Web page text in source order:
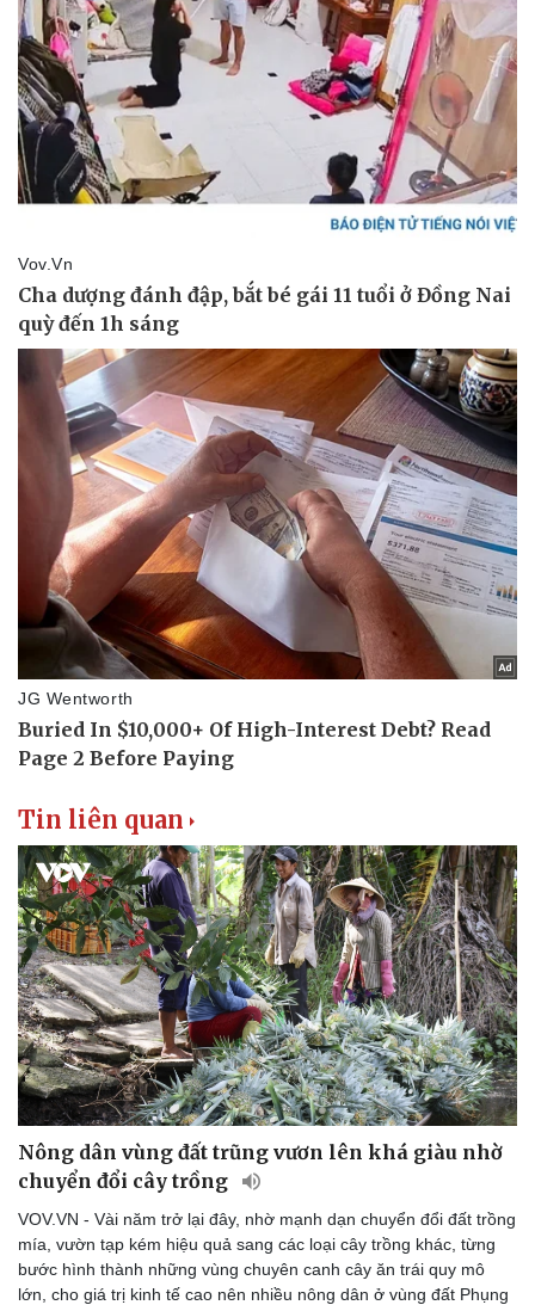
Thể thao
Bóng đá
Lịch thi đấu bóng đá
Thế giới thể thao
eSports
Hậu trường
Ô tô - Xe máy
Ô tô
Xe máy
Tư vấn
Tin liên quan
Nông dân vùng đất trũng vươn lên khá giàu nhờ
chuyển đổi cây trồng
VOV.VN - Vài năm trở lại đây, nhờ mạnh dạn chuyển đổi đất trồng
mía, vườn tạp kém hiệu quả sang các loại cây trồng khác, từng
bước hình thành những vùng chuyên canh cây ăn trái quy mô
lớn, cho giá trị kinh tế cao nên nhiều nông dân ở vùng đất Phụng